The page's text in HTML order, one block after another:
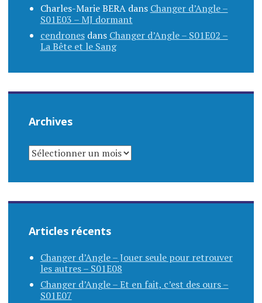
Charles-Marie BERAdans Changer d’Angle –
S01E03 – MJ dormant
cendronesdans Changer d’Angle – S01E02 –
La Bête et le Sang
Archives
ARCHIVES
Articles récents
Changer d’Angle – Jouer seule pour retrouver
les autres – S01E08
Changer d’Angle – Et en fait, c’est des ours –
S01E07